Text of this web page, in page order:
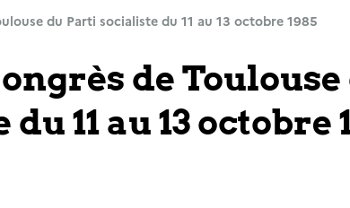
du Parti socialiste du 11 au 13 octobre 1985
de
11 au 13 octobre